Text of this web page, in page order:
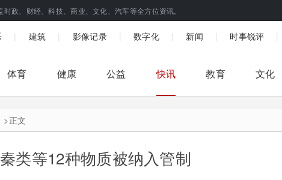
政、财经、科技、商业、文化、汽车等全方位资讯。
建筑 影像记录 数字化 新闻 时事锐评
体育 健康 公益 快讯 教育 文化
>正文
类等12种物质被纳入管制